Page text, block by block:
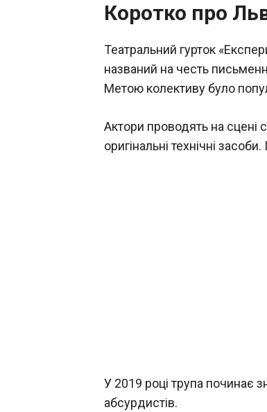
Коротко про
Театральний гурток
названий на честь
Метою колективу було
Актори проводять на сцені
оригінальні технічні
У 2019 році трупа починає
абсурдистів.